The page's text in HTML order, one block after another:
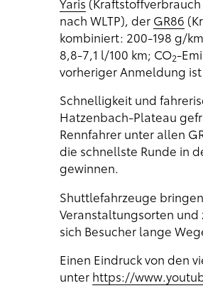
nach WLTP), der GR86
kombiniert: 200-198 g/
8,8-7,1 l/100 km; CO2-
vorheriger Anmeldung
Schnelligkeit und
Hatzenbach-Plateau
Rennfahrer unter allen
die schnellste Runde in
gewinnen.
Shuttlefahrzeuge
Veranstaltungsorten
sich Besucher lange
Einen Eindruck von den
unter https://